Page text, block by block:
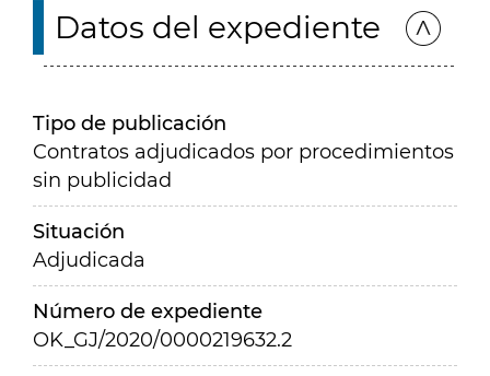
Datos del expediente
Tipo de publicación
Contratos adjudicados por procedimientos
sin publicidad
Situación
Adjudicada
Número de expediente
OK_GJ/2020/0000219632.2